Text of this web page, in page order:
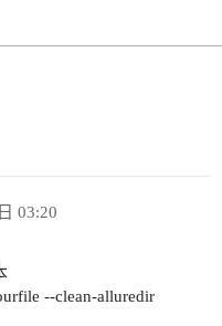
03:20
--clean-alluredir